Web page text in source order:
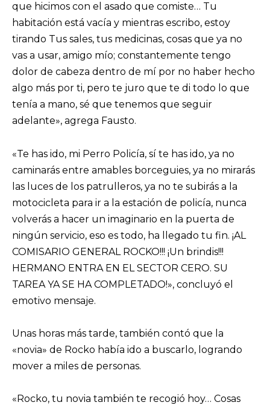
que hicimos con el asado que comiste… Tu
habitación está vacía y mientras escribo, estoy
tirando Tus sales, tus medicinas, cosas que ya no
vas a usar, amigo mío; constantemente tengo
dolor de cabeza dentro de mí por no haber hecho
algo más por ti, pero te juro que te di todo lo que
tenía a mano, sé que tenemos que seguir
adelante», agrega Fausto.
«Te has ido, mi Perro Policía, sí te has ido, ya no
caminarás entre amables borceguies, ya no mirarás
las luces de los patrulleros, ya no te subirás a la
motocicleta para ir a la estación de policía, nunca
volverás a hacer un imaginario en la puerta de
ningún servicio, eso es todo, ha llegado tu fin. ¡AL
COMISARIO GENERAL ROCKO!!! ¡Un brindis!!!
HERMANO ENTRA EN EL SECTOR CERO. SU
TAREA YA SE HA COMPLETADO!», concluyó el
emotivo mensaje.
Unas horas más tarde, también contó que la
«novia» de Rocko había ido a buscarlo, logrando
mover a miles de personas.
«Rocko, tu novia también te recogió hoy… Cosas